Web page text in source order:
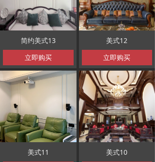
简约美式13
立即购买
美式12
立即购买
美式11
美式10